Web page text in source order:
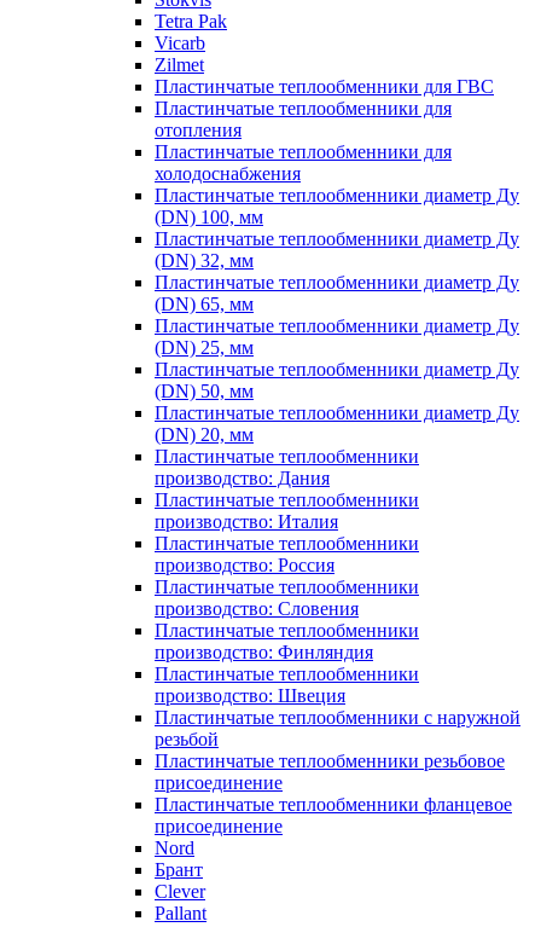
Tetra Pak
Vicarb
Zilmet
Пластинчатые теплообменники для ГВС
Пластинчатые теплообменники для
отопления
Пластинчатые теплообменники для
холодоснабжения
Пластинчатые теплообменники диаметр Ду
(DN) 100, мм
Пластинчатые теплообменники диаметр Ду
(DN) 32, мм
Пластинчатые теплообменники диаметр Ду
(DN) 65, мм
Пластинчатые теплообменники диаметр Ду
(DN) 25, мм
Пластинчатые теплообменники диаметр Ду
(DN) 50, мм
Пластинчатые теплообменники диаметр Ду
(DN) 20, мм
Пластинчатые теплообменники
производство: Дания
Пластинчатые теплообменники
производство: Италия
Пластинчатые теплообменники
производство: Россия
Пластинчатые теплообменники
производство: Словения
Пластинчатые теплообменники
производство: Финляндия
Пластинчатые теплообменники
производство: Швеция
Пластинчатые теплообменники с наружной
резьбой
Пластинчатые теплообменники резьбовое
присоединение
Пластинчатые теплообменники фланцевое
присоединение
Nord
Брант
Clever
Pallant